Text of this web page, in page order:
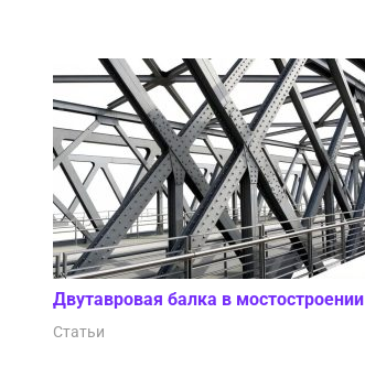
Двутавровая балка в мостостроении
Статьи